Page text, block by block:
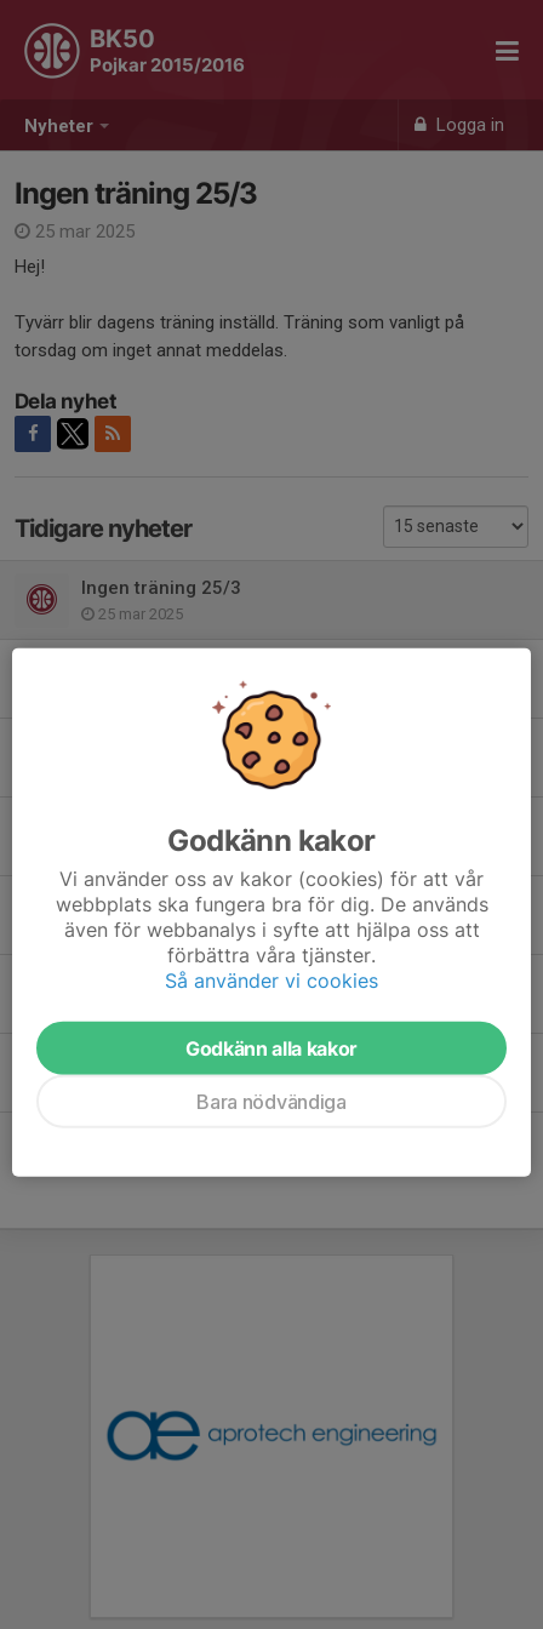
Nyheter Logga in
BK50
Pojkar 2015/2016
Ingen träning 25/3
25 mar 2025
Hej!
Tyvärr blir dagens träning inställd. Träning som vanligt på
torsdag om inget annat meddelas.
Dela nyhet
Tidigare nyheter
Ingen träning 25/3
25 mar 2025
EB Cup Tunahallen 1/12
25 nov 2024
Träningar
22 nov 2024
EB Cup Tunahallen 1/12
Ingen träning under höstlovet
Godkänn kakor
Vi använder oss av kakor (cookies) för att vår
webbplats ska fungera bra för dig. De används
även för webbanalys i syfte att hjälpa oss att
förbättra våra tjänster.
Så använder vi cookies
Godkänn alla kakor
Bara nödvändiga